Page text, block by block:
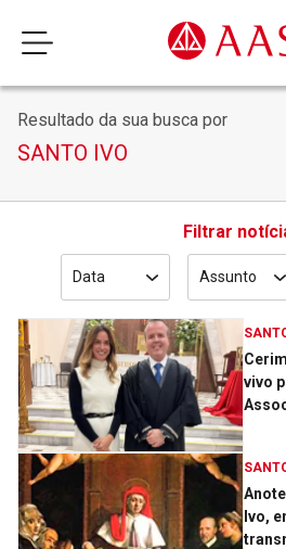
Resultado da sua busca por
SANTO IVO
Filtrar
Data Assunto
vivo
Ivo,